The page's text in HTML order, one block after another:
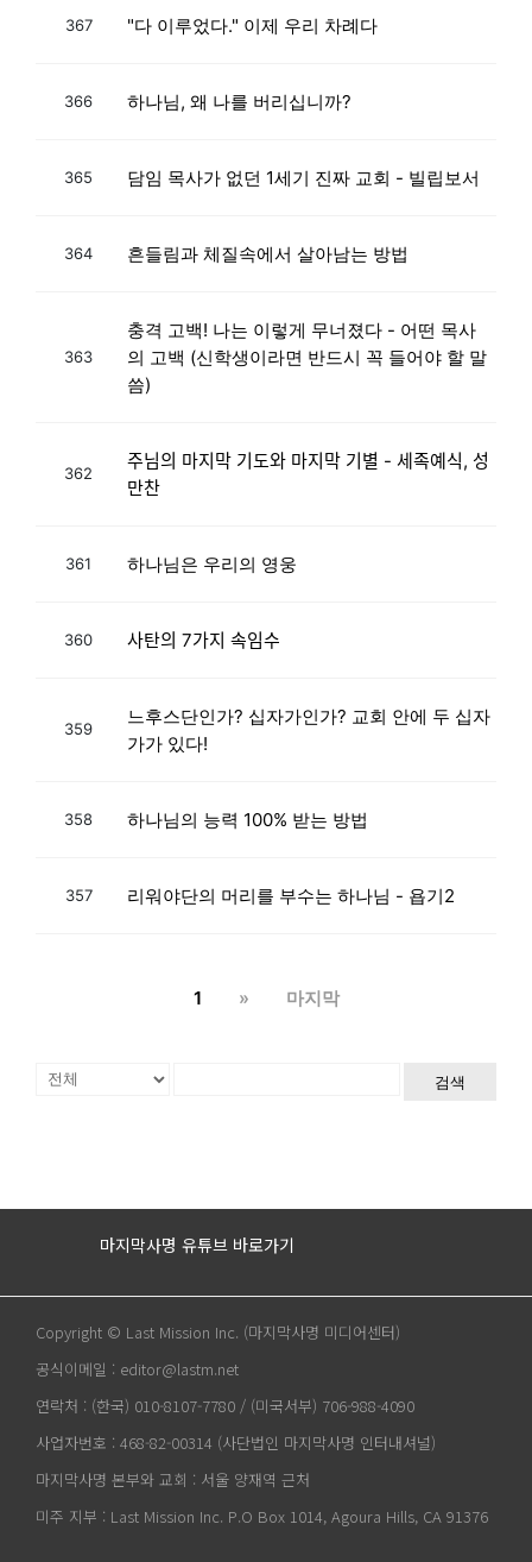
367 "다 이루었다." 이제 우리 차례다
366 하나님, 왜 나를 버리십니까?
365 담임 목사가 없던 1세기 진짜 교회 - 빌립보서
364 흔들림과 체질속에서 살아남는 방법
363
충격 고백! 나는 이렇게 무너졌다 - 어떤 목사
의 고백 (신학생이라면 반드시 꼭 들어야 할 말
씀)
362
주님의 마지막 기도와 마지막 기별 - 세족예식, 성
만찬
361 하나님은 우리의 영웅
360 사탄의 7가지 속임수
359
느후스단인가? 십자가인가? 교회 안에 두 십자
가가 있다!
358 하나님의 능력 100% 받는 방법
357 리워야단의 머리를 부수는 하나님 - 욥기2
1 » 마지막
검색
마지막사명 유튜브 바로가기
Copyright © Last Mission Inc. (마지막사명 미디어센터)
공식이메일 : editor@lastm.net
연락처 : (한국) 010-8107-7780 / (미국서부) 706-988-4090
사업자번호 : 468-82-00314 (사단법인 마지막사명 인터내셔널)
마지막사명 본부와 교회 : 서울 양재역 근처
미주 지부 : Last Mission Inc. P.O Box 1014, Agoura Hills, CA 91376